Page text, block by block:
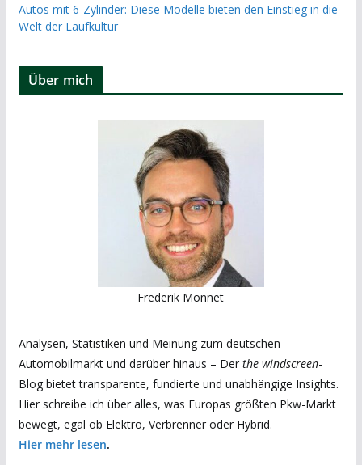
Autos mit 6-Zylinder: Diese Modelle bieten den Einstieg in die
Welt der Laufkultur
Über mich
Frederik Monnet
Analysen, Statistiken und Meinung zum deutschen
Automobilmarkt und darüber hinaus – Der the windscreen-
Blog bietet transparente, fundierte und unabhängige Insights.
Hier schreibe ich über alles, was Europas größten Pkw-Markt
bewegt, egal ob Elektro, Verbrenner oder Hybrid.
Hier mehr lesen.